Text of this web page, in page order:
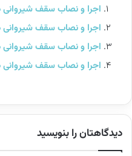
اجرا و نصاب سقف شیروانی
اجرا و نصاب سقف
اجرا و نصاب سقف شیروانی
اجرا و نصاب سقف
دیدگاهتان را بنویسید